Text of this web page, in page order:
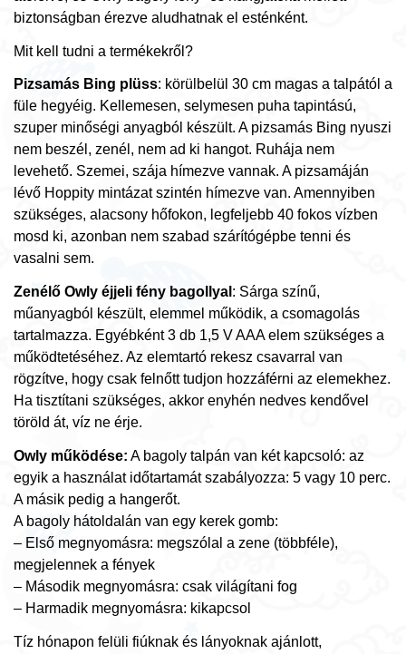
biztonságban érezve aludhatnak el esténként.
Mit kell tudni a termékekről?
Pizsamás Bing plüss: körülbelül 30 cm magas a talpától a
füle hegyéig. Kellemesen, selymesen puha tapintású,
szuper minőségi anyagból készült. A pizsamás Bing nyuszi
nem beszél, zenél, nem ad ki hangot. Ruhája nem
levehető. Szemei, szája hímezve vannak. A pizsamáján
lévő Hoppity mintázat szintén hímezve van. Amennyiben
szükséges, alacsony hőfokon, legfeljebb 40 fokos vízben
mosd ki, azonban nem szabad szárítógépbe tenni és
vasalni sem.
Zenélő Owly éjjeli fény bagollyal : Sárga színű,
műanyagból készült, elemmel működik, a csomagolás
tartalmazza. Egyébként 3 db 1,5 V AAA elem szükséges a
működtetéséhez. Az elemtartó rekesz csavarral van
rögzítve, hogy csak felnőtt tudjon hozzáférni az elemekhez.
Ha tisztítani szükséges, akkor enyhén nedves kendővel
töröld át, víz ne érje.
Owly működése: A bagoly talpán van két kapcsoló: az
egyik a használat időtartamát szabályozza: 5 vagy 10 perc.
A másik pedig a hangerőt.
A bagoly hátoldalán van egy kerek gomb:
– Első megnyomásra: megszólal a zene (többféle),
megjelennek a fények
– Második megnyomásra: csak világítani fog
– Harmadik megnyomásra: kikapcsol
Tíz hónapon felüli fiúknak és lányoknak ajánlott,